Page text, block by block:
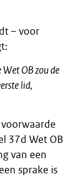
– voor
OB zou de
lid,
37d Wet OB
van een
sprake is